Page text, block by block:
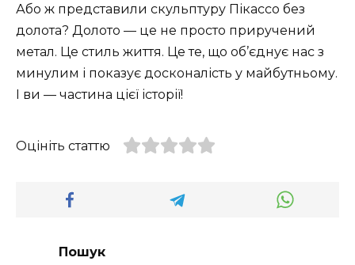
Або ж представили скульптуру Пікассо без
долота? Долото — це не просто приручений
метал. Це стиль життя. Це те, що об’єднує нас з
минулим і показує досконалість у майбутньому.
І ви — частина цієї історії!
Оцініть статтю
Пошук